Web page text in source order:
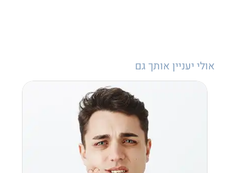
אולי יעניין אותך גם